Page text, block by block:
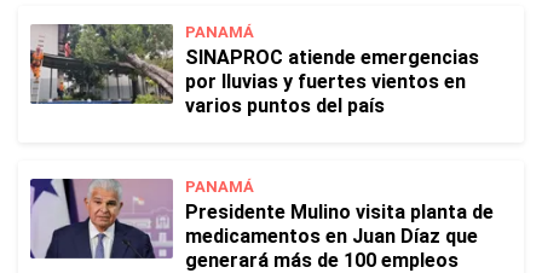
PANAMÁ
SINAPROC atiende emergencias
por lluvias y fuertes vientos en
varios puntos del país
PANAMÁ
Presidente Mulino visita planta de
medicamentos en Juan Díaz que
generará más de 100 empleos